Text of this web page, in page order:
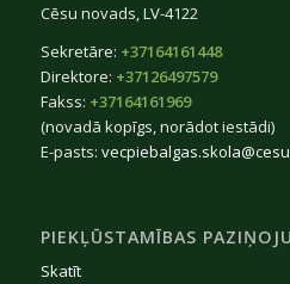
Cēsu novads, LV-4122
Sekretāre: +37164161448
Direktore: +37126497579
Fakss: +37164161969
(novadā kopīgs, norādot iestādi)
E-pasts:
PIEKĻŪSTAMĪBAS
Skatīt